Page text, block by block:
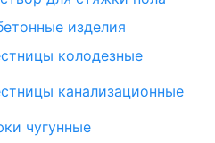
изделия
колодезные
канализационные
чугунные